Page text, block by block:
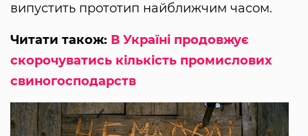
випустить прототип найближчим часом.
Читати також: В Україні продовжує
скорочуватись кількість промислових
свиногосподарств